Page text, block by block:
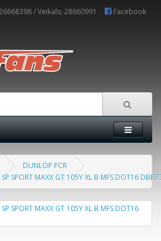
/ Veikals: 28660991 Facebook
DUNLOP PCR
SPORT MAXX GT 105Y XL B MFS DOT16